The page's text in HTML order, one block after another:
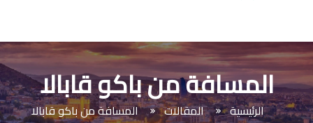
المسافة من باكو قابالا
الرئيسية المقالات المسافة من باكو قابالا